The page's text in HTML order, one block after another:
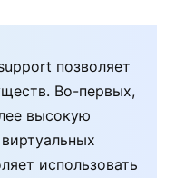
позволяет
Во-первых,
высокую
использовать